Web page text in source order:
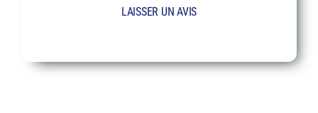
LAISSER UN AVIS